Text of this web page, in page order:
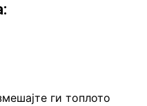
ги топлото